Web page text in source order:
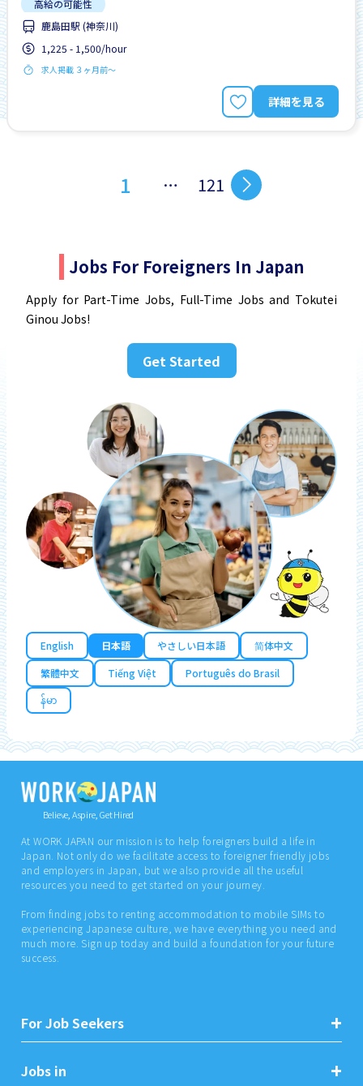
高給の可能性
鹿島田駅 (神奈川)
1,225 - 1,500/hour
求人掲載 ３ヶ月前〜
詳細を見る
1 … 121
Jobs For Foreigners In Japan
Apply for Part-Time Jobs, Full-Time Jobs and Tokutei
Ginou Jobs!
Get Started
English 日本語 やさしい日本語
简体中文
繁體中文
Tiếng Việt
Português do Brasil
န်မာ
Believe, Aspire, Get Hired
At WORK JAPAN our mission is to help foreigners build a life in
Japan. Not only do we facilitate access to foreigner friendly jobs
and employers in Japan, but we also provide all the useful
resources you need to get started on your journey.
From finding jobs to renting accommodation to mobile SIMs to
experiencing Japanese culture, we have everything you need and
much more. Sign up today and build a foundation for your future
success.
For Job Seekers
Jobs in